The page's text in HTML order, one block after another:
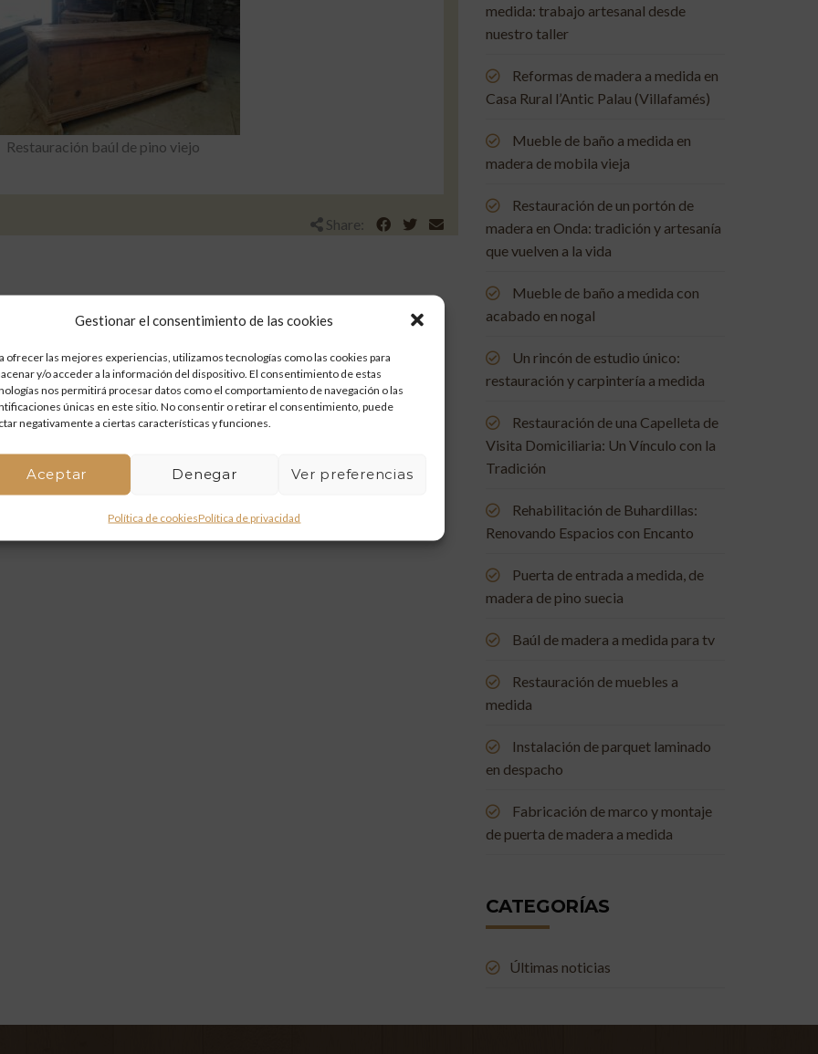
Gestionar el consentimiento de las cookies
ofrecer las mejores experiencias, utilizamos tecnologías como las cookies para
y/o acceder a la información del dispositivo. El consentimiento de estas
nos permitirá procesar datos como el comportamiento de navegación o las
únicas en este sitio. No consentir o retirar el consentimiento, puede
negativamente a ciertas características y funciones.
Aceptar Denegar Ver preferencias
Política de cookiesPolítica de privacidad
Restauración baúl de pino viejo
Share:
medida: trabajo artesanal desde
nuestro taller
Reformas de madera a medida en
Casa Rural l’Antic Palau (Villafamés)
Mueble de baño a medida en
madera de mobila vieja
Restauración de un portón de
madera en Onda: tradición y artesanía
que vuelven a la vida
Mueble de baño a medida con
acabado en nogal
Un rincón de estudio único:
restauración y carpintería a medida
Restauración de una Capelleta de
Visita Domiciliaria: Un Vínculo con la
Tradición
Rehabilitación de Buhardillas:
Renovando Espacios con Encanto
Puerta de entrada a medida, de
madera de pino suecia
Baúl de madera a medida para tv
Restauración de muebles a
medida
Instalación de parquet laminado
en despacho
Fabricación de marco y montaje
de puerta de madera a medida
CATEGORÍAS
Últimas noticias